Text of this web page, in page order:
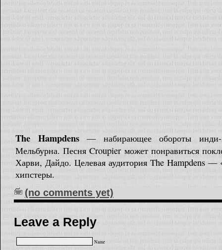
The Hampdens— набирающее обороты инди-
Мельбурна. Песня Croupier может понравиться
Харви, Дайдо. Целевая аудитория The Hampdens —
хипстеры.
(no comments yet)
Leave a Reply
Name